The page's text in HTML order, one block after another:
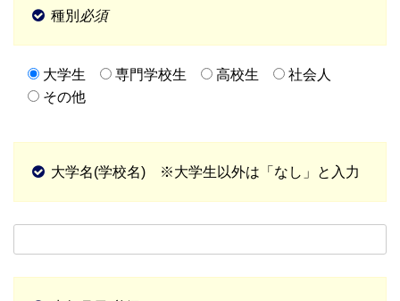
種別 必須
大学生 専門学校生 高校生
社会人
その他
大学名(学校名) ※大学生以外は「なし」と入力